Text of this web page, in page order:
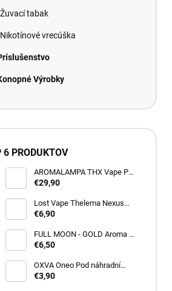
Žuvací tabak
Nikotínové vrecúška
Výrobky
6 PRODUKTOV
AROMALAMPA THX Vape Pen
1 ml - Zberateľský predmet
€29,90
Lost Vape Thelema Nexus
náhradná cartridge 2ks
€6,90
FULL MOON - GOLD Aroma 10
ml
€6,50
OXVA Oneo Pod náhradní
cartridge
€3,90